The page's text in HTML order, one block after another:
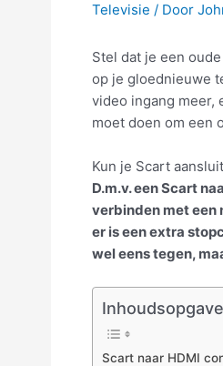
Televisie / Door
Stel dat je een
op je gloednieuwe
video ingang meer,
moet doen om een
Kun je Scart
D.m.v. een Scart
verbinden met een
er is een extra
wel eens tegen,
Inhoudsopgave
Scart naar HDMI